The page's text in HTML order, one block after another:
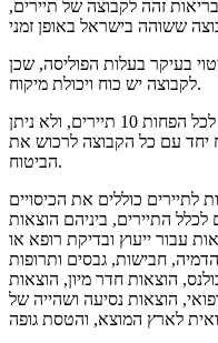
זהה לקבוצה של תיירים,
בעיקר בעלות הפוליסה, שכן
לקבוצה יש כוח ויכולת מיקוח.
על מנת לבטח קבוצת תיירים נדרש לאגד לכל הפחות 10 תיירים, ולא ניתן
יחד עם כל הקבוצה לרכוש את
הביטוח.
לתיירים כוללים את הכיסויים
התיירים, ביניהם הוצאות
עבור ייעוץ ובדיקת רופא או
חבישות, גבסים ותרופות
הוצאות חדר מיון, הוצאות
הוצאות נסיעה ושהייה של